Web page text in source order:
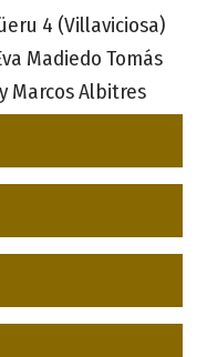
4 (Villaviciosa)
Madiedo Tomás
Marcos Albitres